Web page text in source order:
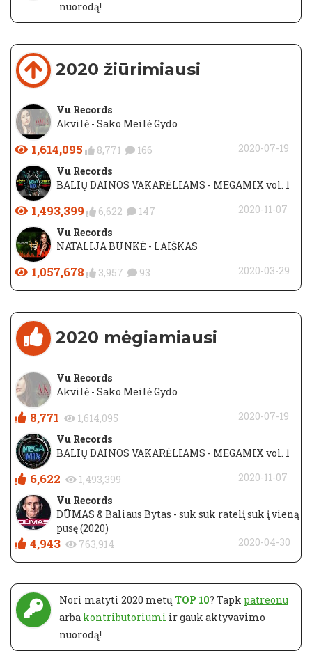
nuorodą!
2020 žiūrimiausi
Vu Records
Akvilė - Sako Meilė Gydo
1,614,095 8,771 166
2020-07-19
Vu Records
BALIŲ DAINOS VAKARĖLIAMS - MEGAMIX vol. 1
1,493,399 6,622 147
2020-11-07
Vu Records
NATALIJA BUNKĖ - LAIŠKAS
1,057,678 3,957 93 2020-03-29
2020 mėgiamiausi
Vu Records
Akvilė - Sako Meilė Gydo
8,771 1,614,095
2020-07-19
Vu Records
BALIŲ DAINOS VAKARĖLIAMS - MEGAMIX vol. 1
6,622 1,493,399
2020-11-07
Vu Records
DŪMAS & Baliaus Bytas - suk suk ratelį suk į vieną
pusę (2020)
4,943 763,914 2020-04-30
Nori matyti 2020 metų TOP 10? Tapk patreonu
arba kontributoriumi ir gauk aktyvavimo
nuorodą!